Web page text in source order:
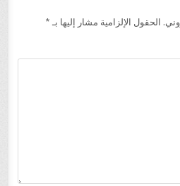
الحقول الإلزامية مشار إليها بـ *